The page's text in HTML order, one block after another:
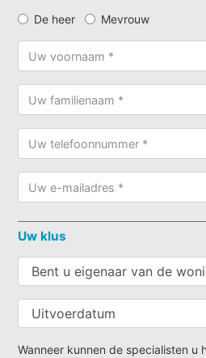
De heer Mevrouw
Uw klus
Wanneer kunnen de specialisten u